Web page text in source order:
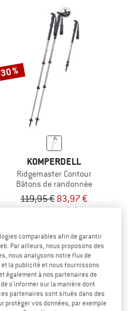
%
KOMPERDELL
Ridgemaster Contour
Bâtons de randonnée
119,95 € 83,97 €
(0)
%
comparables afin de garantir
Par ailleurs, nous proposons des
nous analysons notre flux de
la publicité et nous fournissons
également à nos partenaires de
s'informer sur la manière dont
partenaires sont situés dans des
protéger vos données, par exemple